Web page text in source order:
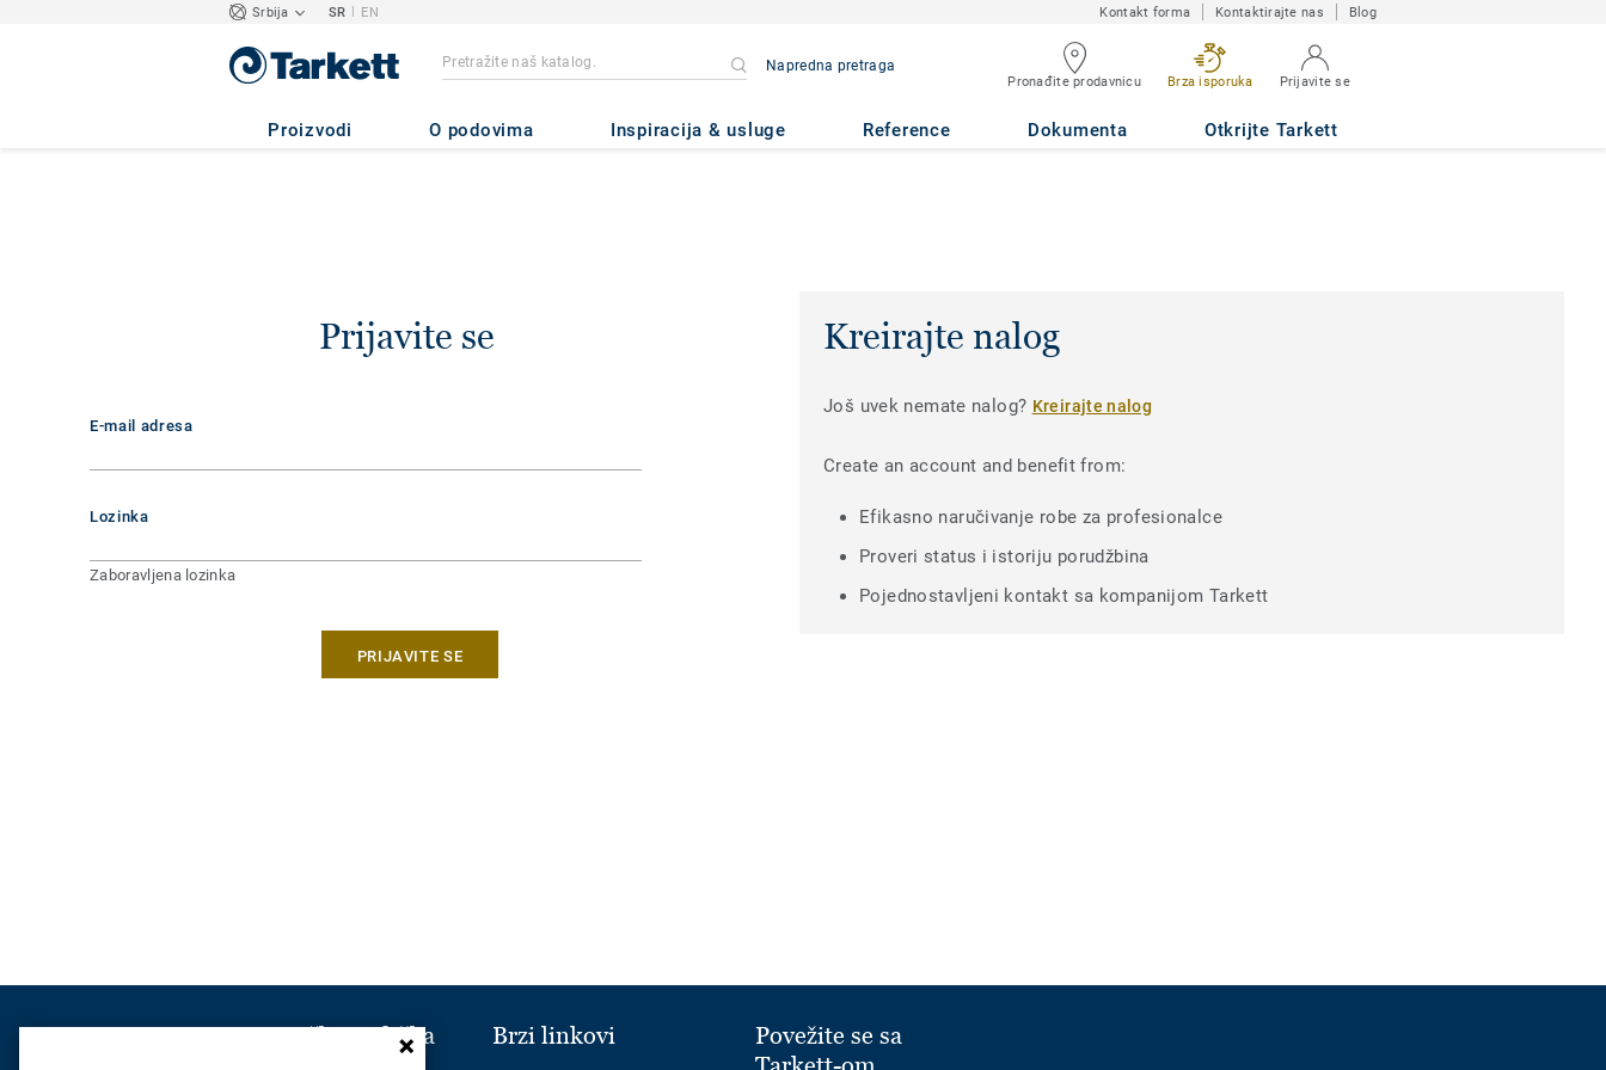
Srbija SR | EN Kontakt forma Kontaktirajte nas Blog
Napredna pretraga
Pronađite prodavnicu Brza isporuka Prijavite se
Proizvodi O podovima Inspiracija & usluge Reference Dokumenta Otkrijte Tarkett
Prijavite se
E-mail adresa
Lozinka
Zaboravljena lozinka
PRIJAVITE SE
Kreirajte nalog
Još uvek nemate nalog? Kreirajte nalog
Create an account and benefit from:
Efikasno naručivanje robe za profesionalce
Proveri status i istoriju porudžbina
Pojednostavljeni kontakt sa kompanijom Tarkett
Korisnička podrška Brzi linkovi
Povežite se sa